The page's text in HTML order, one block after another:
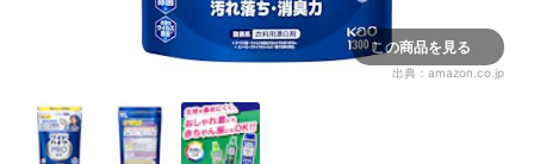
この商品を見る
出典： amazon.co.jp